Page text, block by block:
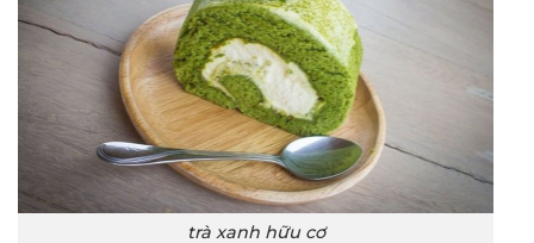
trà xanh hữu cơ